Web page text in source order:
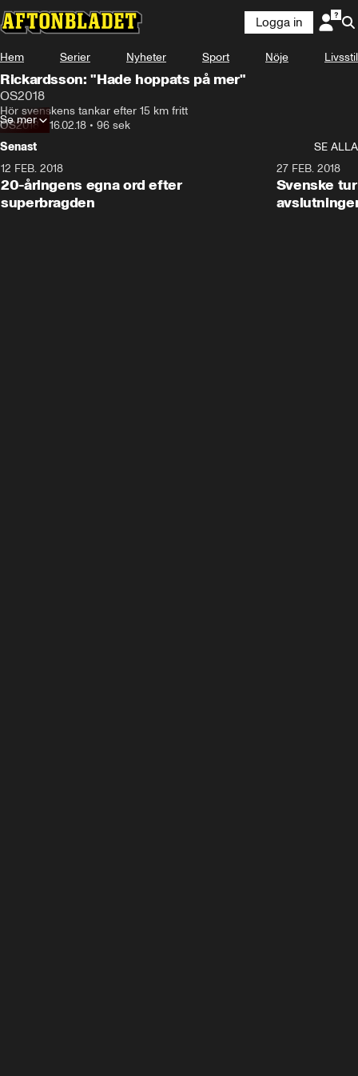
Logga in
Hem Serier Nyheter Sport Nöje Livsstil
Rickardsson: "Hade hoppats på mer"
OS2018
Hör svenskens tankar efter 15 km fritt
OS2018• 16.02.18 • 96 sek
Se mer
Senast
SE ALLA
12 FEB. 2018
20-åringens egna ord efter
superbragden
27 FEB. 2018
Svenske